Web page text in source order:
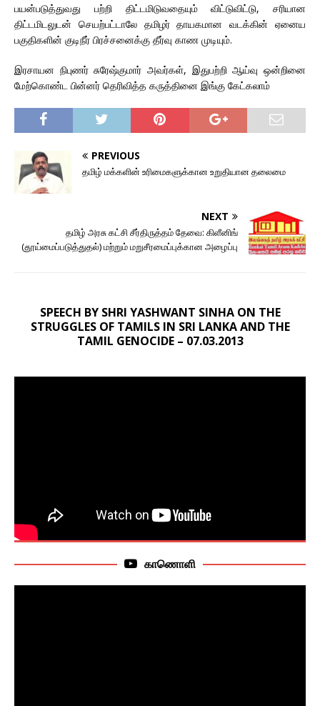
பயன்படுத்துவது பற்றி திட்டமிடுவதையும் விட்டுவிட்டு, சரியான
திட்டமிடலுடன் செயற்பட்டாலே தமிழர் தாயகமான வடக்கின் ஏனைய
பகுதிகளின் குடிநீர் பிரச்சனைக்கு தீர்வு காண முடியும்.
இரசாயன நிபுணர் சுரேஷ்குமார் அவர்கள், இதுபற்றி ஆய்வு ஒன்றினை
மேற்கொண்ட பின்னர் தெரிவித்த கருத்தினை இங்கு கேட்கலாம்
PREVIOUS
தமிழ் மக்களின் உரிமைகளுக்கான உறுதியான தலைமை
NEXT
தமிழ் அரசு கட்சி சீர்திருத்தம் தேவை: கிளீனிங்
(தூய்மைப்படுத்துதல்) மற்றும் மறுசீரமைப்புக்கான அழைப்பு
SPEECH BY SHRI YASHWANT SINHA ON THE
STRUGGLES OF TAMILS IN SRI LANKA AND THE
TAMIL GENOCIDE – 07.03.2013
காணொளி